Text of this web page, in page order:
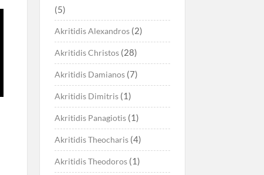
(5)
Akritidis Alexandros(2)
Akritidis Christos(28)
Akritidis Damianos(7)
Akritidis Dimitris(1)
Akritidis Panagiotis(1)
Akritidis Theocharis(4)
Akritidis Theodoros(1)